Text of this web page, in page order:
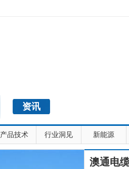
资讯
产品技术 行业洞见 新能源
澳通电